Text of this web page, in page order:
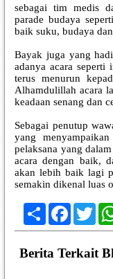
sebagai tim medis
parade budaya
baik suku, budaya
Bayak juga yang
adanya acara
terus menurun
Alhamdulillah acara
keadaan senang dan
Sebagai penutup
yang
pelaksana yang
acara dengan baik,
akan lebih baik lagi
semakin dikenal luas
ShareFacebook
Berita Terkait